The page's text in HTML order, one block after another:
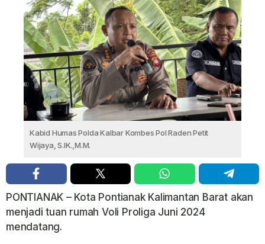
Kabid Humas Polda Kalbar Kombes Pol Raden Petit
Wijaya, S.IK.,M.M.
PONTIANAK – Kota Pontianak Kalimantan Barat akan
menjadi tuan rumah Voli Proliga Juni 2024
mendatang.